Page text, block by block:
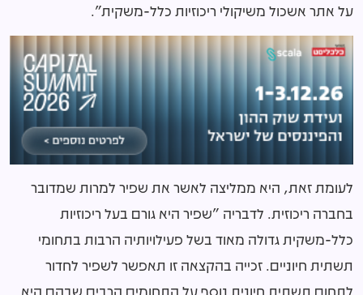
על אתר אשכול משיקולי ריכוזיות כלל-משקית".
לעומת זאת, היא ממליצה לאשר את שפיר למרות שמדובר
בחברה ריכוזית. לדבריה "שפיר היא גורם בעל ריכוזיות
כלל-משקית גדולה מאוד בשל פעילויותיה הרבות בתחומי
תשתית חיוניים. זכייה בהקצאה זו תאפשר לשפיר לחדור
לתחום תשתית חיונית נוסף על התחומים הרבים שבהם היא